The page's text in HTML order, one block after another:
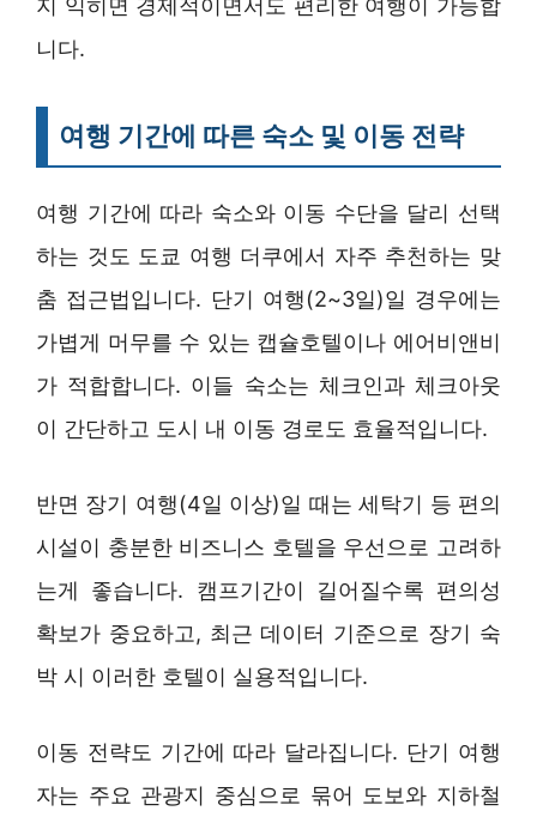
지 익히면 경제적이면서도 편리한 여행이 가능합
니다.
여행 기간에 따른 숙소 및 이동 전략
여행 기간에 따라 숙소와 이동 수단을 달리 선택
하는 것도 도쿄 여행 더쿠에서 자주 추천하는 맞
춤 접근법입니다. 단기 여행(2~3일)일 경우에는
가볍게 머무를 수 있는 캡슐호텔이나 에어비앤비
가 적합합니다. 이들 숙소는 체크인과 체크아웃
이 간단하고 도시 내 이동 경로도 효율적입니다.
반면 장기 여행(4일 이상)일 때는 세탁기 등 편의
시설이 충분한 비즈니스 호텔을 우선으로 고려하
는게 좋습니다. 캠프기간이 길어질수록 편의성
확보가 중요하고, 최근 데이터 기준으로 장기 숙
박 시 이러한 호텔이 실용적입니다.
이동 전략도 기간에 따라 달라집니다. 단기 여행
자는 주요 관광지 중심으로 묶어 도보와 지하철